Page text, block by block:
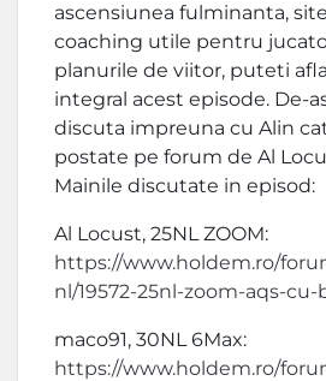
ascensiunea fulminanta,
coaching utile pentru
planurile de viitor, puteti
integral acest episode. De-
discuta impreuna cu Alin
postate pe forum de Al
Mainile discutate in episod:
Al Locust, 25NL ZOOM:
https://www.holdem.ro/
nl/19572-25nl-zoom-aqs-
maco91, 30NL 6Max:
https://www.holdem.ro/